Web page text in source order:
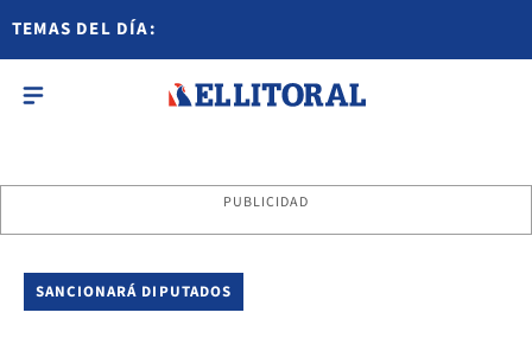
TEMAS DEL DÍA:
PUBLICIDAD
SANCIONARÁ DIPUTADOS